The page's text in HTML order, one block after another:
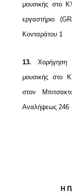
μουσικής στο
εργαστήριο
Κονταράτου 1
13.
Χορήγηση
μουσικής στο
στον
Αναλήψεως 246
Η